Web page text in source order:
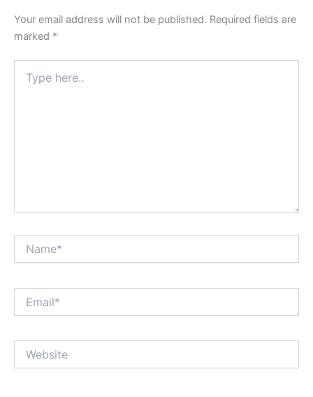
Your email address will not be published. Required fields are
marked *
here..